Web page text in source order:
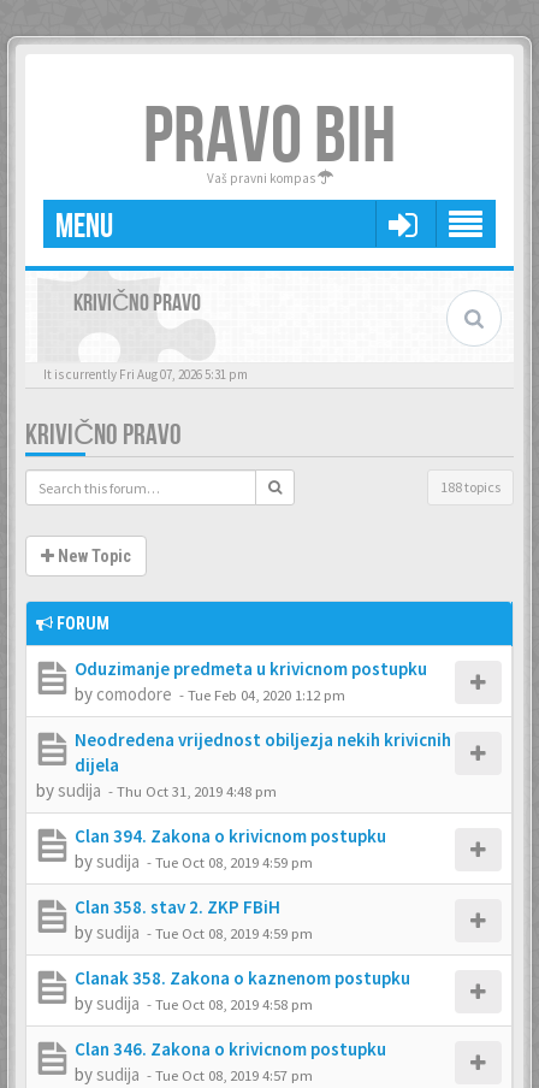
PRAVO BIH
Vaš pravni kompas
MENU
KRIVIČNO PRAVO
It is currently Fri Aug 07, 2026 5:31 pm
KRIVIČNO PRAVO
188 topics
New Topic
FORUM
Oduzimanje predmeta u krivicnom postupku
by comodore -Tue Feb 04, 2020 1:12 pm
Neodredena vrijednost obiljezja nekih krivicnih
dijela
bysudija -Thu Oct 31, 2019 4:48 pm
Clan 394. Zakona o krivicnom postupku
bysudija -Tue Oct 08, 2019 4:59 pm
Clan 358. stav 2. ZKP FBiH
bysudija -Tue Oct 08, 2019 4:59 pm
Clanak 358. Zakona o kaznenom postupku
bysudija -Tue Oct 08, 2019 4:58 pm
Clan 346. Zakona o krivicnom postupku
bysudija -Tue Oct 08, 2019 4:57 pm